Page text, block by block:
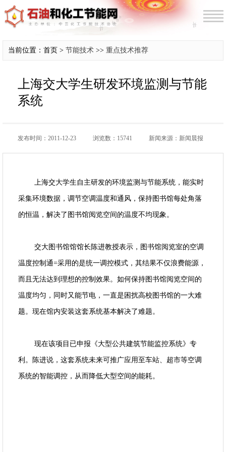
当前位置：首页 > 节能技术 >> 重点技术推荐
上海交大学生研发环境监测与节能
系统
发布时间：2011-12-23 浏览数：15741 新闻来源：新闻晨报
上海交大学生自主研发的环境监测与节能系统，能实时
采集环境数据，调节空调温度和通风，保持图书馆每处角落
的恒温，解决了图书馆阅览空间的温度不均现象。
交大图书馆馆馆长陈进教授表示，图书馆阅览室的空调
温度控制通=采用的是统一调控模式，其结果不仅浪费能源，
而且无法达到理想的控制效果。如何保持图书馆阅览空间的
温度均匀，同时又能节电，一直是困扰高校图书馆的一大难
题。现在馆内安装这套系统基本解决了难题。
现在该项目已申报《大型公共建筑节能监控系统》专
利。陈进说，这套系统未来可推广应用至车站、超市等空调
系统的智能调控，从而降低大型空间的能耗。